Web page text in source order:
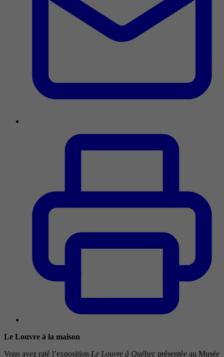
Le Louvre à la maison
Vous avez raté l’exposition Le Louvre à Québec présentée au Musée